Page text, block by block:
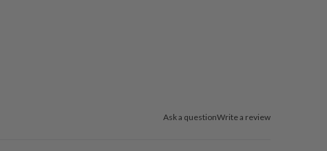
Ask a questionWrite a review